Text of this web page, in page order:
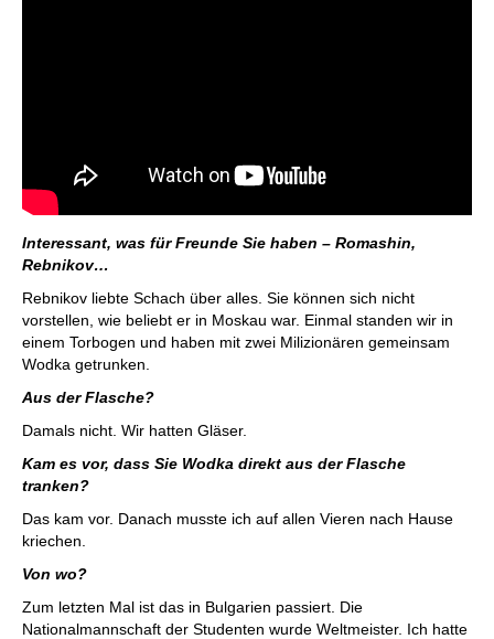
Interessant, was für Freunde Sie haben – Romashin,
Rebnikov…
Rebnikov liebte Schach über alles. Sie können sich nicht
vorstellen, wie beliebt er in Moskau war. Einmal standen wir in
einem Torbogen und haben mit zwei Milizionären gemeinsam
Wodka getrunken.
Aus der Flasche?
Damals nicht. Wir hatten Gläser.
Kam es vor, dass Sie Wodka direkt aus der Flasche
tranken?
Das kam vor. Danach musste ich auf allen Vieren nach Hause
kriechen.
Von wo?
Zum letzten Mal ist das in Bulgarien passiert. Die
Nationalmannschaft der Studenten wurde Weltmeister. Ich hatte